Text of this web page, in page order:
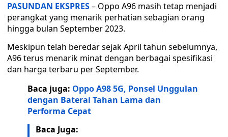
PASUNDAN EKSPRES– Oppo A96 masih tetap menjadi
perangkat yang menarik perhatian sebagian orang
hingga bulan September 2023.
Meskipun telah beredar sejak April tahun sebelumnya,
A96 terus menarik minat dengan berbagai spesifikasi
dan harga terbaru per September.
Baca juga: Oppo A98 5G, Ponsel Unggulan
dengan Baterai Tahan Lama dan
Performa Cepat
Baca Juga: